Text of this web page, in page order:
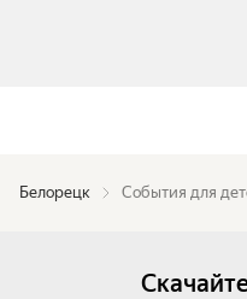
Белорецк События для